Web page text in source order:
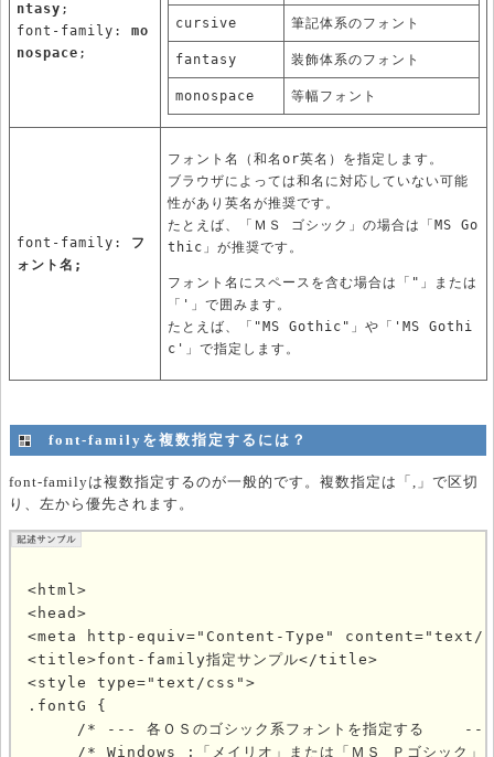
ntasy ;
font-family: mo
nospace ;
cursive 筆記体系のフォント
fantasy 装飾体系のフォント
monospace 等幅フォント
font-family: フ
ォント名;
フォント名（和名or英名）を指定します。
ブラウザによっては和名に対応していない可能
性があり英名が推奨です。
たとえば、「ＭＳ ゴシック」の場合は「MS Go
thic」が推奨です。
フォント名にスペースを含む場合は「"」または
「'」で囲みます。
たとえば、「"MS Gothic"」や「'MS Gothi
c'」で指定します。
font-familyを複数指定するには？
font-familyは複数指定するのが一般的です。複数指定は「,」で区切
り、左から優先されます。
<html>
<head>
<meta http-equiv="Content-Type" content="text/
<title>font-family指定サンプル</title>
<style type="text/css">
.fontG {
/* --- 各ＯＳのゴシック系フォントを指定する
/* Windows :「メイリオ」または「ＭＳ Ｐゴシック」